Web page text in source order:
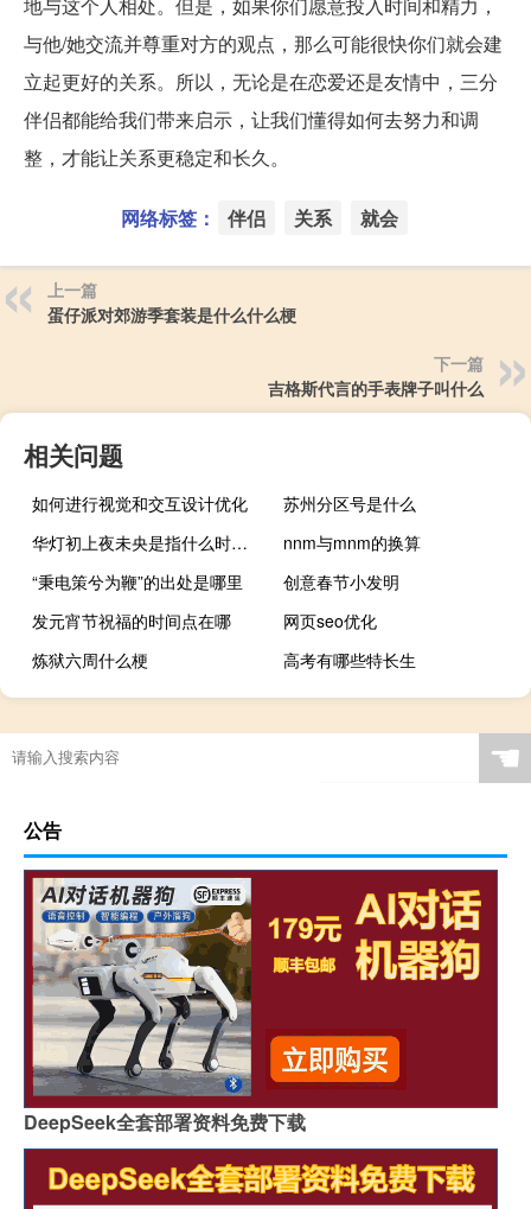
与他/她交流并尊重对方的观点，那么可能很快你们就会建
立起更好的关系。所以，无论是在恋爱还是友情中，三分
伴侣都能给我们带来启示，让我们懂得如何去努力和调
整，才能让关系更稳定和长久。
网络标签： 伴侣 关系 就会
上一篇
蛋仔派对郊游季套装是什么什么梗
下一篇
吉格斯代言的手表牌子叫什么
相关问题
如何进行视觉和交互设计优化
苏州分区号是什么
华灯初上夜未央是指什么时候 华灯初上夜未央什么意思下一句是什么
nnm与mnm的换算
“秉电策兮为鞭”的出处是哪里
创意春节小发明
发元宵节祝福的时间点在哪
网页seo优化
炼狱六周什么梗
高考有哪些特长生
☚
公告
DeepSeek全套部署资料免费下载